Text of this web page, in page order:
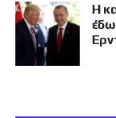
Η